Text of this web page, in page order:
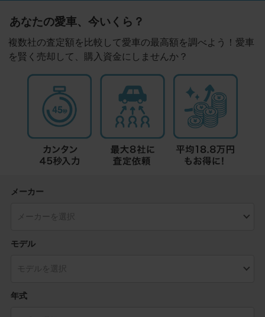
あなたの愛車、今いくら？
複数社の査定額を比較して愛車の最高額を調べよう！愛車
を賢く売却して、購入資金にしませんか？
メーカー
モデル
年式